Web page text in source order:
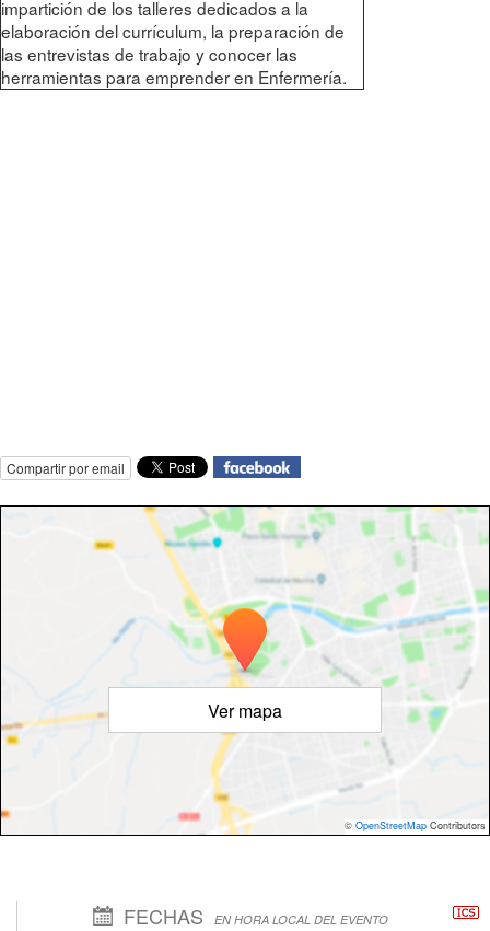
impartición de los talleres dedicados a la
elaboración del currículum, la preparación de
las entrevistas de trabajo y conocer las
herramientas para emprender en Enfermería.
Compartir por email
Ver mapa
© OpenStreetMap Contributors
FECHAS EN HORA LOCAL DEL EVENTO